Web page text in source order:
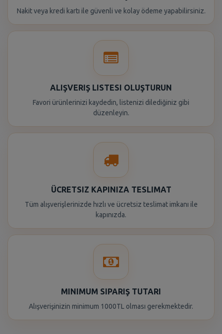
Nakit veya kredi kartı ile güvenli ve kolay ödeme yapabilirsiniz.
ALIŞVERIŞ LISTESI OLUŞTURUN
Favori ürünlerinizi kaydedin, listenizi dilediğiniz gibi
düzenleyin.
ÜCRETSIZ KAPINIZA TESLIMAT
Tüm alışverişlerinizde hızlı ve ücretsiz teslimat imkanı ile
kapınızda.
MINIMUM SIPARIŞ TUTARI
Alışverişinizin minimum 1000TL olması gerekmektedir.